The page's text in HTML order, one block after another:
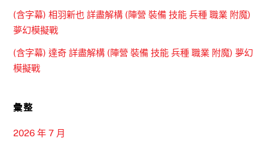
(含字幕) 相羽新也 詳盡解構 (陣營 裝備 技能 兵種 職業 附魔)
夢幻模擬戰
(含字幕) 達奇 詳盡解構 (陣營 裝備 技能 兵種 職業 附魔) 夢幻
模擬戰
彙整
2026 年 7 月